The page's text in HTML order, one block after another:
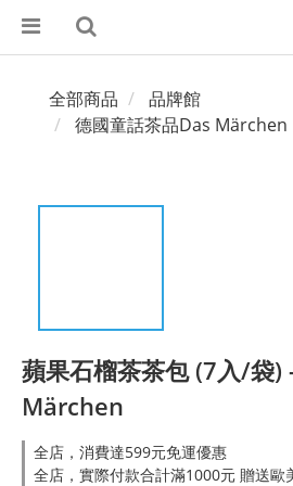
全部商品
品牌館
德國童話茶品Das Märchen
蘋果石榴茶茶包 (7入/袋)
Märchen
全店，消費達599元免運優惠
全店，實際付款合計滿1000元 贈送歐